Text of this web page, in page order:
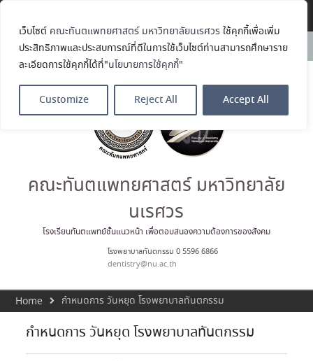
เว็บไซต์ คณะทันตแพทยศาสตร์ มหาวิทยาลัยนเรศวร ใช้คุกกี้เพื่อเพิ่ม
ประสิทธิภาพและประสบการณ์ที่ดีในการใช้เว็บไซต์ท่านสามารถศึกษาราย
ละเอียดการใช้คุกกี้ได้ที่"นโยบายการใช้คุกกี้"
Customize Reject All Accept All
News:
คณะทันตแพทยศาสตร์
มหาวิทยาลัยนเรศวร ร่วมออกบูธ
ประชาสัมพันธ์ หลักสูตรทันตแพทย
ประกาศนียบัตรผู้ช่วยทันตแพทย์
ในโครงการ Open House 2026
ตน ค้นหาตัวเอง
ประกาศคณะทันตแพทยศาสตร์
มหาวิทยาลัยนเรศวร เรื่อง ผู้ผ่าน
การสอบแข่งขันเข้าเป็นพนักงาน
ราชการ (เงินรายได้) ตำแหน่ง ผู้
ประมวลภาพบรรยากาศกิจกรรม
Dent Connect Board Game
2569 ณ คณะทันแพทยศาสตร์
คณะทันตแพทยศาสตร์ มหาวิทยาลัย
นเรศวร
โรงเรียนทันตแพทย์ชั้นแนวหน้า เพื่อตอบสนองความต้องการของสังคม
โรงพยาบาลทันตกรรม 0 5596 6866
dentistry@nu.ac.th
Home กำหนดการ วันหยุด โรงพยาบาลทันตกรรม
กำหนดการ วันหยุด โรงพยาบาลทันตกรรม